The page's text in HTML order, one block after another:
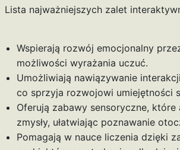
Lista najważniejszych zalet
Wspierają rozwój emocjonalny
możliwości wyrażania uczuć.
Umożliwiają nawiązywanie
co sprzyja rozwojowi umiejętności
Oferują zabawy sensoryczne, które
zmysły, ułatwiając poznawanie
Pomagają w nauce liczenia dzięki